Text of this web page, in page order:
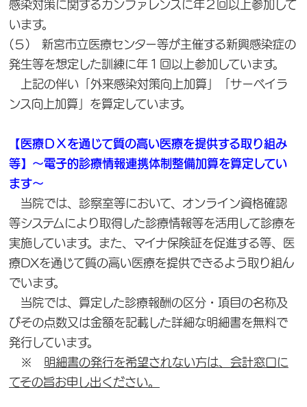
感染対策に関するカンファレンスに年２回以上参加して
います。
(５) 新宮市立医療センター等が主催する新興感染症の
発生等を想定した訓練に年１回以上参加しています。
上記の伴い「外来感染対策向上加算」「サーベイラ
ンス向上加算」を算定しています。
【医療ＤＸを通じて質の高い医療を提供する取り組み
等】～電子的診療情報連携体制整備加算を算定してい
ます～
当院では、診察室等において、オンライン資格確認
等システムにより取得した診療情報等を活用して診療を
実施しています。また、マイナ保険証を促進する等、医
療DXを通じて質の高い医療を提供できるよう取り組ん
でいます。
当院では、算定した診療報酬の区分・項目の名称及
びその点数又は金額を記載した詳細な明細書を無料で
発行しています。
※ 明細書の発行を希望されない方は、会計窓口に
てその旨お申し出ください。